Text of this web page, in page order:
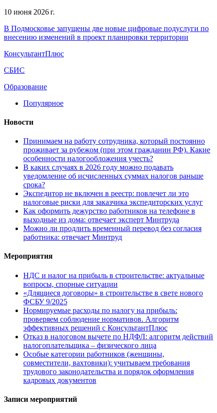
10 июня 2026 г.
В Подмосковье запущены две новые цифровые подуслуги по
внесению изменений в проект планировки территории
КонсультантПлюс
СБИС
Образование
Популярное
Новости
Принимаем на работу сотрудника, который постоянно
проживает за рубежом (при этом гражданин РФ). Какие
особенности налогообложения учесть?
В каких случаях в 2026 году можно подавать
уведомление об исчисленных суммах налогов раньше
срока?
Экспедитор не включен в реестр: повлечет ли это
налоговые риски для заказчика экспедиторских услуг
Как оформить дежурство работников на телефоне в
выходные из дома: отвечает эксперт Минтруда
Можно ли продлить временный перевод без согласия
работника: отвечает Минтруд
Мероприятия
НДС и налог на прибыль в строительстве: актуальные
вопросы, спорные ситуации
«Длящиеся договоры» в строительстве в свете нового
ФСБУ 9/2025
Нормируемые расходы по налогу на прибыль:
проверяем соблюдение нормативов. Алгоритм
эффективных решений с КонсультантПлюс
Отказ в налоговом вычете по НДФЛ: алгоритм действий
налогоплательщика – физического лица
Особые категории работников (женщины,
совместители, вахтовики): учитываем требования
трудового законодательства и порядок оформления
кадровых документов
Записи мероприятий